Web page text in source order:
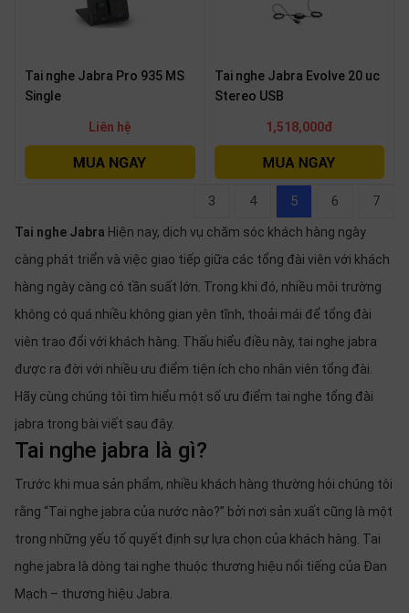
Tai nghe Jabra Pro 935 MS
Single
Liên hệ
Tai nghe Jabra Evolve 20 uc
Stereo USB
1,518,000đ
3 4 5 6 7
Tai nghe Jabra Hiện nay, dịch vụ chăm sóc khách hàng ngày
càng phát triển và việc giao tiếp giữa các tổng đài viên với khách
hàng ngày càng có tần suất lớn. Trong khi đó, nhiều môi trường
không có quá nhiều không gian yên tĩnh, thoải mái để tổng đài
viên trao đổi với khách hàng. Thấu hiểu điều này, tai nghe jabra
được ra đời với nhiều ưu điểm tiện ích cho nhân viên tổng đài.
Hãy cùng chúng tôi tìm hiểu một số ưu điểm tai nghe tổng đài
jabra trong bài viết sau đây.
Tai nghe jabra là gì?
Trước khi mua sản phẩm, nhiều khách hàng thường hỏi chúng tôi
rằng “Tai nghe jabra của nước nào?” bởi nơi sản xuất cũng là một
trong những yếu tố quyết định sự lựa chọn của khách hàng. Tai
nghe jabra là dòng tai nghe thuộc thương hiệu nổi tiếng của Đan
Mạch – thương hiệu Jabra.